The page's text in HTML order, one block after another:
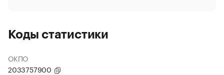
Коды статистики
ОКПО
2033757900